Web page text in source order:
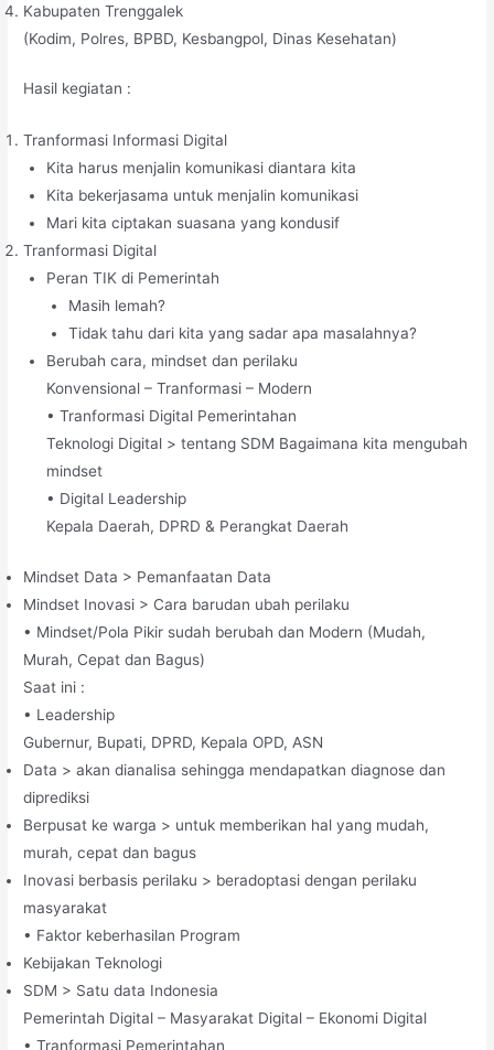
Kabupaten Trenggalek
(Kodim, Polres, BPBD, Kesbangpol, Dinas Kesehatan)
Hasil kegiatan :
Tranformasi Informasi Digital
Kita harus menjalin komunikasi diantara kita
Kita bekerjasama untuk menjalin komunikasi
Mari kita ciptakan suasana yang kondusif
Tranformasi Digital
Peran TIK di Pemerintah
Masih lemah?
Tidak tahu dari kita yang sadar apa masalahnya?
Berubah cara, mindset dan perilaku
Konvensional – Tranformasi – Modern
• Tranformasi Digital Pemerintahan
Teknologi Digital > tentang SDM Bagaimana kita mengubah
mindset
• Digital Leadership
Kepala Daerah, DPRD & Perangkat Daerah
Mindset Data > Pemanfaatan Data
Mindset Inovasi > Cara barudan ubah perilaku
• Mindset/Pola Pikir sudah berubah dan Modern (Mudah,
Murah, Cepat dan Bagus)
Saat ini :
• Leadership
Gubernur, Bupati, DPRD, Kepala OPD, ASN
Data > akan dianalisa sehingga mendapatkan diagnose dan
diprediksi
Berpusat ke warga > untuk memberikan hal yang mudah,
murah, cepat dan bagus
Inovasi berbasis perilaku > beradoptasi dengan perilaku
masyarakat
• Faktor keberhasilan Program
Kebijakan Teknologi
SDM > Satu data Indonesia
Pemerintah Digital – Masyarakat Digital – Ekonomi Digital
• Tranformasi Pemerintahan